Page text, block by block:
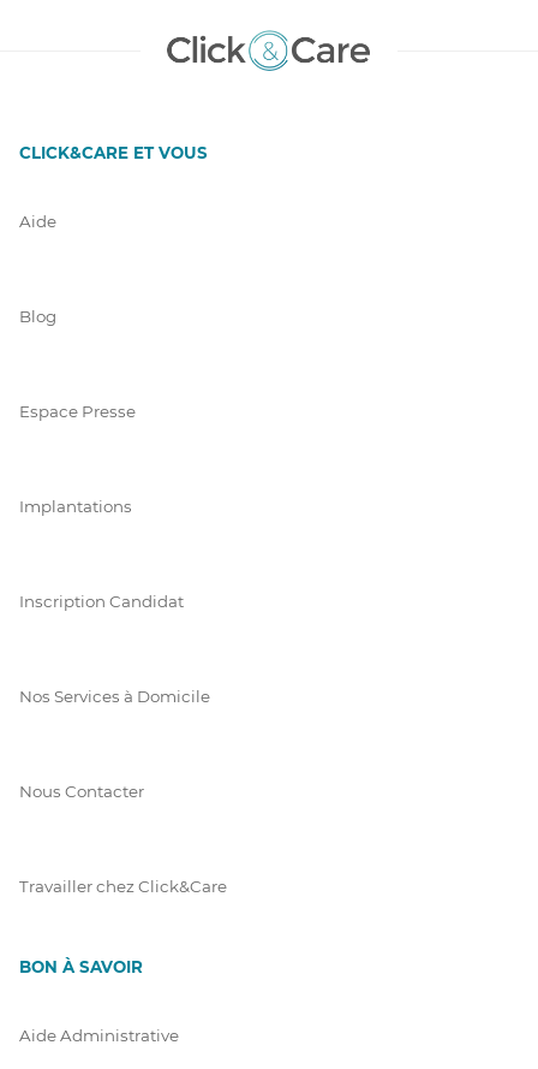
CLICK&CARE ET VOUS
Aide
Blog
Espace Presse
Implantations
Inscription Candidat
Nos Services à Domicile
Nous Contacter
Travailler chez Click&Care
BON À SAVOIR
Aide Administrative